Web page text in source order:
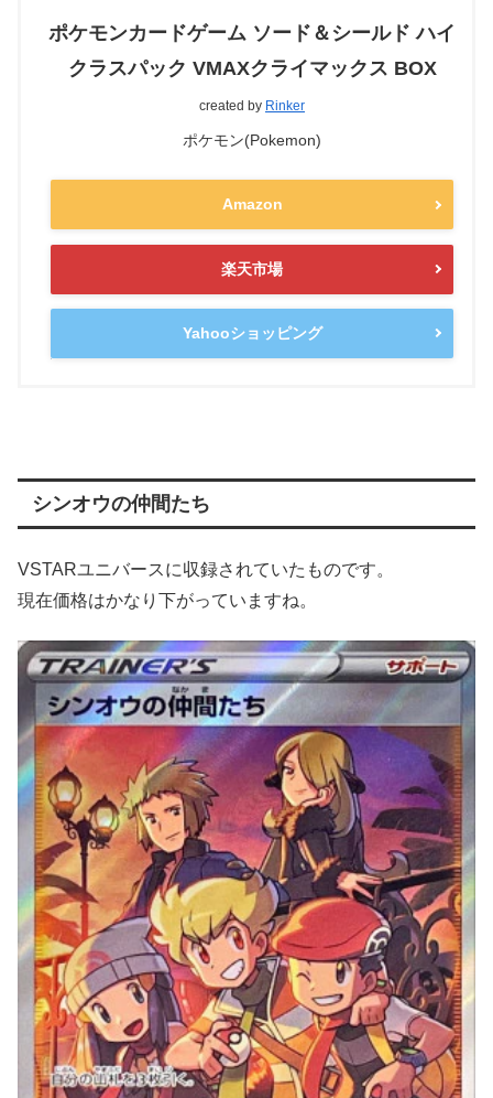
ポケモンカードゲーム ソード＆シールド ハイ
クラスパック VMAXクライマックス BOX
created by Rinker
ポケモン(Pokemon)
Amazon
楽天市場
Yahooショッピング
シンオウの仲間たち
VSTARユニバースに収録されていたものです。
現在価格はかなり下がっていますね。